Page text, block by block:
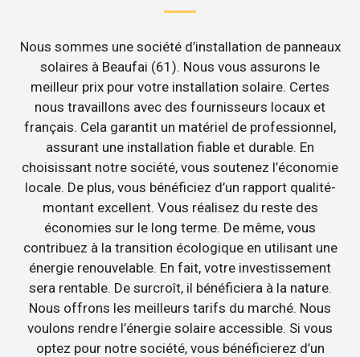
Nous sommes une société d’installation de panneaux
solaires à Beaufai (61). Nous vous assurons le
meilleur prix pour votre installation solaire. Certes
nous travaillons avec des fournisseurs locaux et
français. Cela garantit un matériel de professionnel,
assurant une installation fiable et durable. En
choisissant notre société, vous soutenez l’économie
locale. De plus, vous bénéficiez d’un rapport qualité-
montant excellent. Vous réalisez du reste des
économies sur le long terme. De même, vous
contribuez à la transition écologique en utilisant une
énergie renouvelable. En fait, votre investissement
sera rentable. De surcroît, il bénéficiera à la nature.
Nous offrons les meilleurs tarifs du marché. Nous
voulons rendre l’énergie solaire accessible. Si vous
optez pour notre société, vous bénéficierez d’un